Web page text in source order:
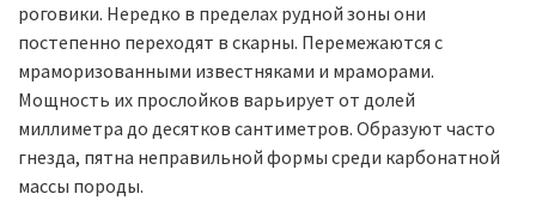
роговики. Нередко в пределах рудной зоны они
постепенно переходят в скарны. Перемежаются с
мраморизованными известняками и мраморами.
Мощность их прослойков варьирует от долей
миллиметра до десятков сантиметров. Образуют часто
гнезда, пятна неправильной формы среди карбонатной
массы породы.